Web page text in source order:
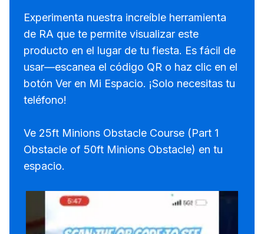
Experimenta nuestra increíble herramienta
de RA que te permite visualizar este
producto en el lugar de tu fiesta. Es fácil de
usar—escanea el código QR o haz clic en el
botón Ver en Mi Espacio. ¡Solo necesitas tu
teléfono!
Ve 25ft Minions Obstacle Course (Part 1
Obstacle of 50ft Minions Obstacle) en tu
espacio.